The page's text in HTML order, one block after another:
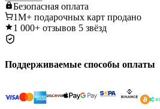
Безопасная оплата
1M+ подарочных карт продано
1 000+ отзывов 5 звёзд
Поддерживаемые способы оплаты